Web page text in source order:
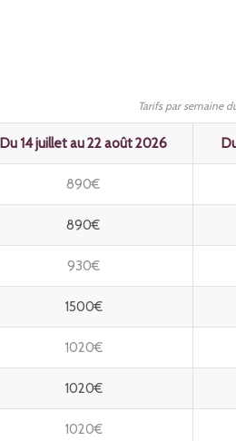
Tarifs par semaine
Du 14 juillet au 22 août 2026
890€
890€
930€
1500€
1020€
1020€
1020€